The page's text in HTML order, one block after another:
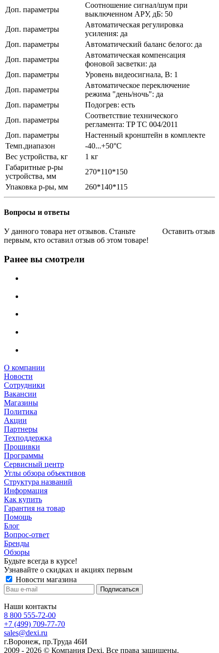
Доп. параметры
Соотношение сигнал/шум при
выключенном АРУ, дБ: 50
Доп. параметры
Автоматическая регулировка
усиления: да
Доп. параметры
Автоматический баланс белого: да
Доп. параметры
Автоматическая компенсация
фоновой засветки: да
Доп. параметры
Уровень видеосигнала, В: 1
Доп. параметры
Автоматическое переключение
режима "день/ночь": да
Доп. параметры
Подогрев: есть
Доп. параметры
Соответствие технического
регламента: TP TC 004/2011
Доп. параметры
Настенный кронштейн в комплекте
Темп.диапазон
-40...+50°С
Вес устройства, кг
1 кг
Габаритные р-ры
устройства, мм
270*110*150
Упаковка р-ры, мм
260*140*115
Вопросы и ответы
Оставить отзыв
У данного товара нет отзывов. Станьте
первым, кто оставил отзыв об этом товаре!
Ранее вы смотрели
О компании
Новости
Сотрудники
Вакансии
Магазины
Политика
Акции
Партнеры
Техподдержка
Прошивки
Программы
Сервисный центр
Углы обзора объективов
Структура названий
Информация
Как купить
Гарантия на товар
Помощь
Блог
Вопрос-ответ
Бренды
Обзоры
Будьте всегда в курсе!
Узнавайте о скидках и акциях первым
Новости магазина
Наши контакты
8 800 555-72-00
+7 (499) 709-77-70
sales@dexi.ru
г.Воронеж, пр.Труда 46И
2009 - 2026 © Компания Dexi. Все права защищены.